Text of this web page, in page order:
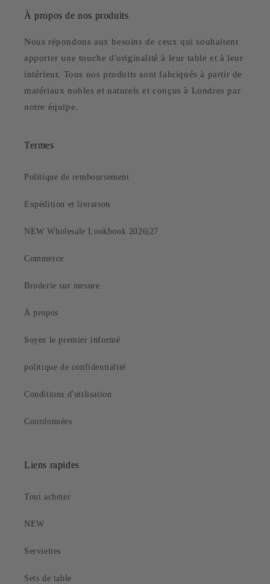
À propos de nos produits
Nous répondons aux besoins de ceux qui souhaitent
apporter une touche d'originalité à leur table et à leur
intérieur. Tous nos produits sont fabriqués à partir de
matériaux nobles et naturels et conçus à Londres par
notre équipe.
Termes
Politique de remboursement
Expédition et livraison
NEW Wholesale Lookbook 2026|27
Commerce
Broderie sur mesure
À propos
Soyez le premier informé
politique de confidentialité
Conditions d'utilisation
Coordonnées
Liens rapides
Tout acheter
NEW
Serviettes
Sets de table